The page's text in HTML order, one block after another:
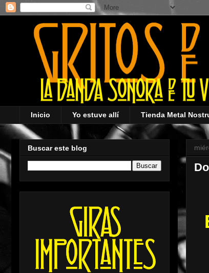
Inicio Yo estuve allí Tienda Metal
Buscar este blog